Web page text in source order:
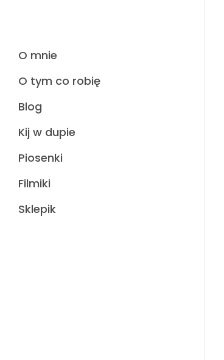
O mnie
O tym co robię
Blog
Kij w dupie
Piosenki
Filmiki
Sklepik